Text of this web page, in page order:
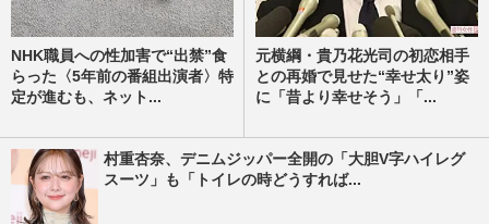
NHK職員への性加害で“出禁”食
らった〈5年前の番組出演者〉特
定が進むも、ネット...
元横綱・貴乃花光司の初恋相手
との再婚で見せた“幸せ太り”姿
に「昔より幸せそう」「...
村重杏奈、デニムジッパー全開の「大胆V字ハイレグ
スーツ」も「トイレの時どうすれば...